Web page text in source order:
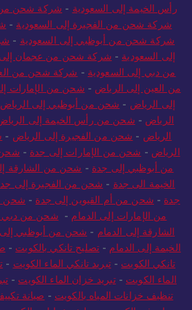
رأس الخيمة إلى السعودية - شركة شحن من
شركة شحن من الفجيرة إلى السعودية -
شركة شحن من أبوظبي إلى السعودية -
إلى السعودية - شركة شحن من عجمان إلى
من دبي إلى السعودية - شركة شحن من
من العين إلى الرياض - شحن من الإمارات
إلى الرياض - شحن من أبوظبي إلى الرياض
الرياض - شحن من رأس الخيمة إلى
الرياض - شحن من الفجيرة إلى الرياض -
الرياض - شحن من الإمارات إلى جدة -
من أبوظبي إلى جدة - شحن من الشارقة
الخيمة الى جدة - شحن من الفجيرة إلى
جدة - شحن من أم القيوين إلى جدة - شحن
من الإمارات إلى الدمام - شحن من دبي
الشارقة إلى الدمام - شحن من أبوظبي إلى
الخيمة إلى الدمام -تصليح تانكي بالكويت -
تانكي الكويت -تبريد تانكي الماء الكويت -
الماء الكويت -تبريد خزان الماء الكويت -
تنظيف خزانات المياه بالكويت - صيانة